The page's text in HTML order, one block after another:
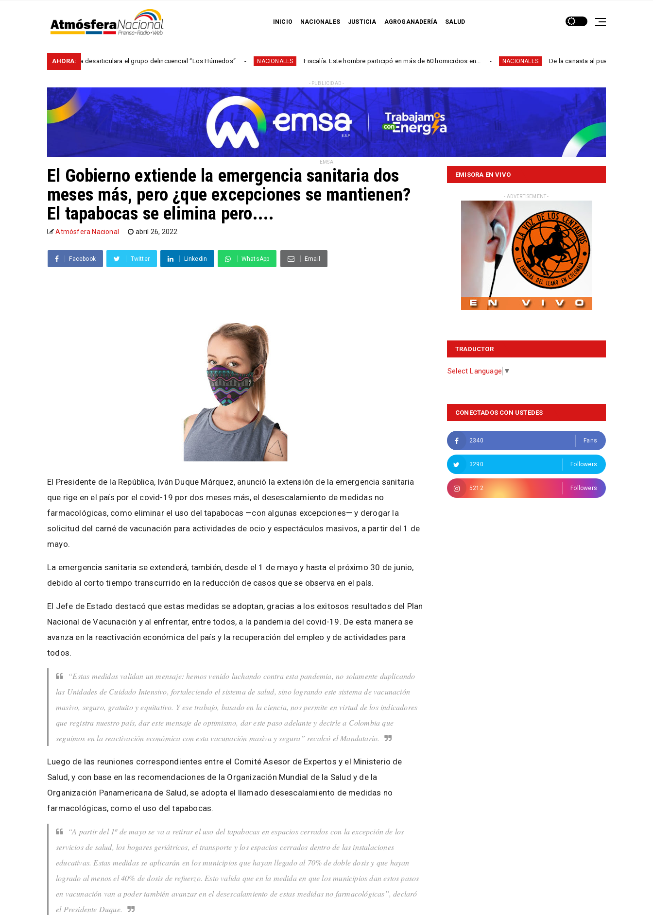
INICIO NACIONALES JUSTICIA AGROGANADERÍA SALUD
AHORA:
la Policía desarticulara el grupo delincuencial “Los Húmedos“ NACIONALES Fiscalía: Este hombre participó en más de 60 homicidios en... NACIONALES De la canasta al puente: familias de San Juanito y
- PUBLICIDAD -
EMSA
El Gobierno extiende la emergencia sanitaria dos
meses más, pero ¿que excepciones se mantienen?
El tapabocas se elimina pero....
Atmósfera Nacional abril 26, 2022
Facebook Twitter Linkedin WhatsApp Email
El Presidente de la República, Iván Duque Márquez, anunció la extensión de la emergencia sanitaria
que rige en el país por el covid-19 por dos meses más, el desescalamiento de medidas no
farmacológicas, como eliminar el uso del tapabocas —con algunas excepciones— y derogar la
solicitud del carné de vacunación para actividades de ocio y espectáculos masivos, a partir del 1 de
mayo.
La emergencia sanitaria se extenderá, también, desde el 1 de mayo y hasta el próximo 30 de junio,
debido al corto tiempo transcurrido en la reducción de casos que se observa en el país.
El Jefe de Estado destacó que estas medidas se adoptan, gracias a los exitosos resultados del Plan
Nacional de Vacunación y al enfrentar, entre todos, a la pandemia del covid-19. De esta manera se
avanza en la reactivación económica del país y la recuperación del empleo y de actividades para
todos.
“Estas medidas validan un mensaje: hemos venido luchando contra esta pandemia, no solamente duplicando
las Unidades de Cuidado Intensivo, fortaleciendo el sistema de salud, sino logrando este sistema de vacunación
masivo, seguro, gratuito y equitativo. Y ese trabajo, basado en la ciencia, nos permite en virtud de los indicadores
que registra nuestro país, dar este mensaje de optimismo, dar este paso adelante y decirle a Colombia que
seguimos en la reactivación económica con esta vacunación masiva y segura” recalcó el Mandatario.
Luego de las reuniones correspondientes entre el Comité Asesor de Expertos y el Ministerio de
Salud, y con base en las recomendaciones de la Organización Mundial de la Salud y de la
Organización Panamericana de Salud, se adopta el llamado desescalamiento de medidas no
farmacológicas, como el uso del tapabocas.
“A partir del 1º de mayo se va a retirar el uso del tapabocas en espacios cerrados con la excepción de los
servicios de salud, los hogares geriátricos, el transporte y los espacios cerrados dentro de las instalaciones
educativas. Estas medidas se aplicarán en los municipios que hayan llegado al 70% de doble dosis y que hayan
logrado al menos el 40% de dosis de refuerzo. Esto valida que en la medida en que los municipios dan estos pasos
en vacunación van a poder también avanzar en el desescalamiento de estas medidas no farmacológicas”, declaró
el Presidente Duque.
EMISORA EN VIVO
- ADVERTISEMENT -
TRADUCTOR
Select Language ▼
CONECTADOS CON USTEDES
2340 Fans
3290 Followers
5212 Followers